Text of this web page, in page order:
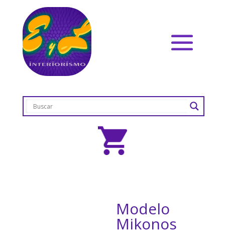
Modelo
Mikonos